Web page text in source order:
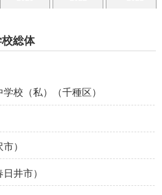
総体
校（私）（千種区）
）
井市）